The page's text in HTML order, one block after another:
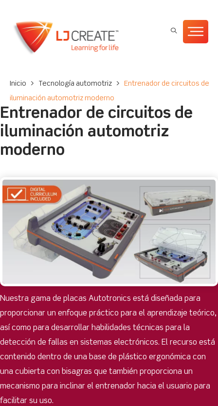
Inicio > Tecnología automotriz > Entrenador de circuitos de
iluminación automotriz moderno
Entrenador de circuitos de
iluminación automotriz
moderno
Nuestra gama de placas Autotronics está diseñada para
proporcionar un enfoque práctico para el aprendizaje teórico,
así como para desarrollar habilidades técnicas para la
detección de fallas en sistemas electrónicos. El recurso está
contenido dentro de una base de plástico ergonómica con
una cubierta con bisagras que también proporciona un
mecanismo para inclinar el entrenador hacia el usuario para
facilitar su uso.